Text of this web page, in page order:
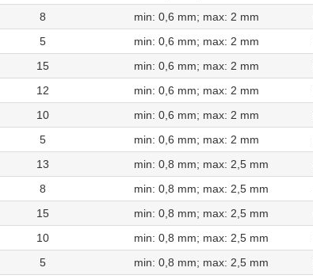
8 min: 0,6 mm; max: 2 mm
5 min: 0,6 mm; max: 2 mm
15 min: 0,6 mm; max: 2 mm
12 min: 0,6 mm; max: 2 mm
10 min: 0,6 mm; max: 2 mm
5 min: 0,6 mm; max: 2 mm
13 min: 0,8 mm; max: 2,5 mm
8 min: 0,8 mm; max: 2,5 mm
15 min: 0,8 mm; max: 2,5 mm
10 min: 0,8 mm; max: 2,5 mm
5 min: 0,8 mm; max: 2,5 mm